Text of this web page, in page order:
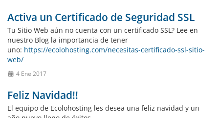
Activa un Certificado de Seguridad SSL
Tu Sitio Web aún no cuenta con un certificado SSL? Lee en
nuestro Blog la importancia de tener
uno: https://ecolohosting.com/necesitas-certificado-ssl-sitio-
web/
4 Ene 2017
Feliz Navidad!!
El equipo de Ecolohosting les desea una feliz navidad y un